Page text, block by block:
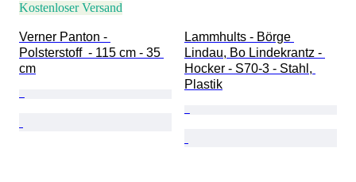
Kostenloser Versand
Verner Panton -
Polsterstoff  - 115 cm - 35
cm
Lammhults - Börge
Lindau, Bo Lindekrantz -
Hocker - S70-3 - Stahl,
Plastik